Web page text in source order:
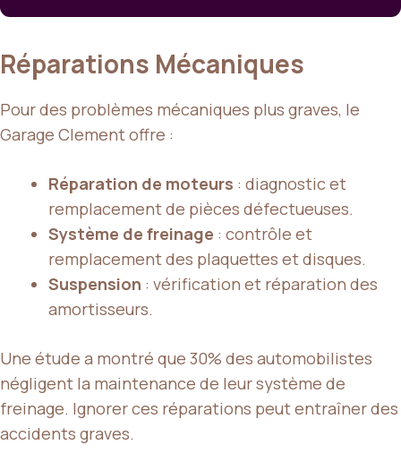
Réparations Mécaniques
Pour des problèmes mécaniques plus graves, le
Garage Clement offre :
Réparation de moteurs : diagnostic et
remplacement de pièces défectueuses.
Système de freinage : contrôle et
remplacement des plaquettes et disques.
Suspension : vérification et réparation des
amortisseurs.
Une étude a montré que 30% des automobilistes
négligent la maintenance de leur système de
freinage. Ignorer ces réparations peut entraîner des
accidents graves.